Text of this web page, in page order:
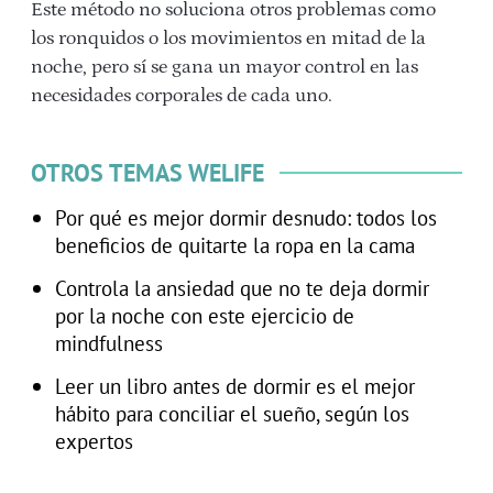
Este método no soluciona otros problemas como
los ronquidos o los movimientos en mitad de la
noche, pero sí se gana un mayor control en las
necesidades corporales de cada uno.
OTROS TEMAS WELIFE
Por qué es mejor dormir desnudo: todos los
beneficios de quitarte la ropa en la cama
Controla la ansiedad que no te deja dormir
por la noche con este ejercicio de
mindfulness
Leer un libro antes de dormir es el mejor
hábito para conciliar el sueño, según los
expertos